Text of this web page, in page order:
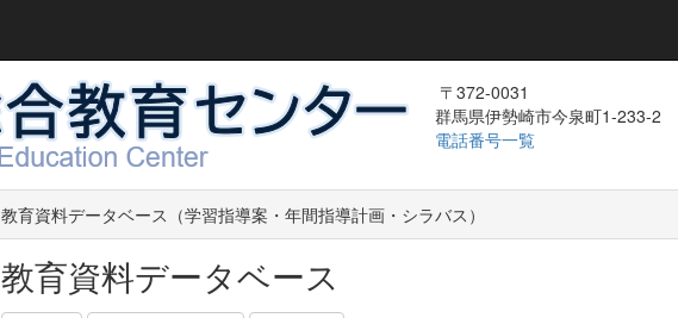
〒372-0031
群馬県伊勢崎市今泉町1-233-2
電話番号一覧
教育資料データベース（学習指導案・年間指導計画・シラバス）
教育資料データベース